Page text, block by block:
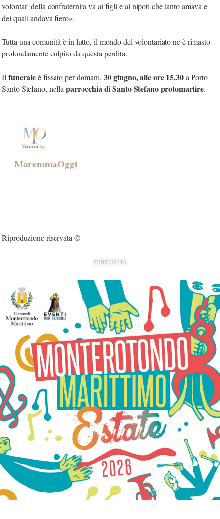
volontari della confraternita va ai figli e ai nipoti che tanto amava e
dei quali andava fiero».
Tutta una comunità è in lutto, il mondo del volontariato ne è rimasto
profondamente colpito da questa perdita.
Il funeraleè fissato per domani, 30 giugno, alle ore 15.30a Porto
Santo Stefano, nella parrocchia di Santo Stefano protomartire.
MaremmaOggi
Riproduzione riservata ©
PUBBLICITÀ